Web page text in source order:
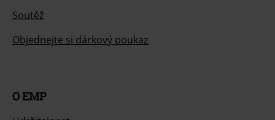
Soutěž
Objednejte si dárkový poukaz
O EMP